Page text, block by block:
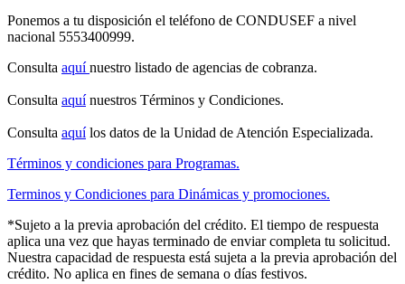
Ponemos a tu disposición el teléfono de CONDUSEF a nivel
nacional 5553400999.
Consulta aquínuestro listado de agencias de cobranza.
Consulta aquínuestros Términos y Condiciones.
Consulta aquílos datos de la Unidad de Atención Especializada.
Términos y condiciones para Programas.
Terminos y Condiciones para Dinámicas y promociones.
*Sujeto a la previa aprobación del crédito. El tiempo de respuesta
aplica una vez que hayas terminado de enviar completa tu solicitud.
Nuestra capacidad de respuesta está sujeta a la previa aprobación del
crédito. No aplica en fines de semana o días festivos.